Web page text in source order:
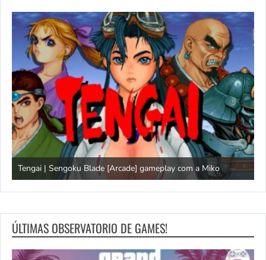
Tengai | Sengoku Blade [Arcade] gameplay com a Miko
ÚLTIMAS OBSERVATORIO DE GAMES!